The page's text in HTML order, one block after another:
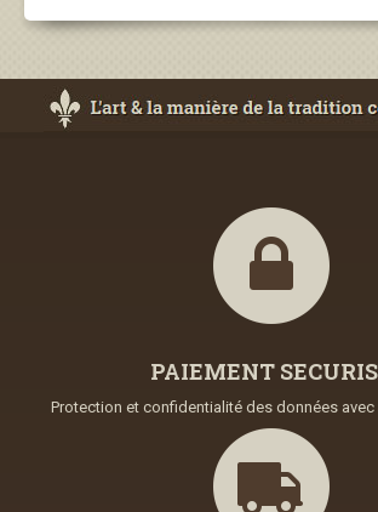
PAIEMENT
Protection et confidentialité des données avec